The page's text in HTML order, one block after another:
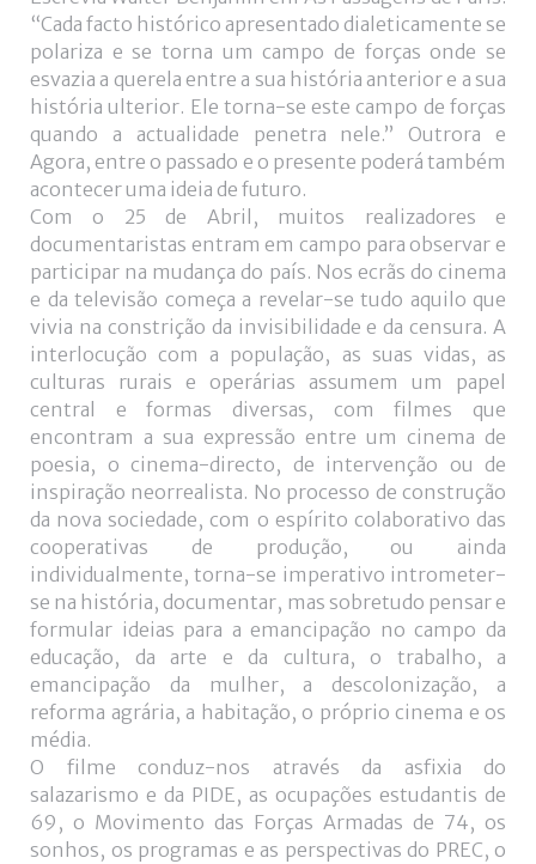
“Cada facto histórico apresentado dialeticamente se
polariza e se torna um campo de forças onde se
esvazia a querela entre a sua história anterior e a sua
história ulterior. Ele torna-se este campo de forças
quando a actualidade penetra nele.” Outrora e
Agora, entre o passado e o presente poderá também
acontecer uma ideia de futuro.
Com o 25 de Abril, muitos realizadores e
documentaristas entram em campo para observar e
participar na mudança do país. Nos ecrãs do cinema
e da televisão começa a revelar-se tudo aquilo que
vivia na constrição da invisibilidade e da censura. A
interlocução com a população, as suas vidas, as
culturas rurais e operárias assumem um papel
central e formas diversas, com filmes que
encontram a sua expressão entre um cinema de
poesia, o cinema-directo, de intervenção ou de
inspiração neorrealista. No processo de construção
da nova sociedade, com o espírito colaborativo das
cooperativas de produção, ou ainda
individualmente, torna-se imperativo intrometer-
se na história, documentar, mas sobretudo pensar e
formular ideias para a emancipação no campo da
educação, da arte e da cultura, o trabalho, a
emancipação da mulher, a descolonização, a
reforma agrária, a habitação, o próprio cinema e os
média.
O filme conduz-nos através da asfixia do
salazarismo e da PIDE, as ocupações estudantis de
69, o Movimento das Forças Armadas de 74, os
sonhos, os programas e as perspectivas do PREC, o